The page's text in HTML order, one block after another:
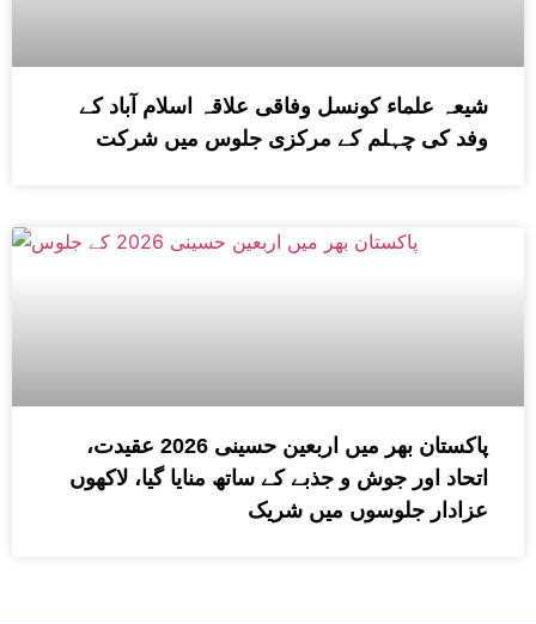
شیعہ علماء کونسل وفاقی علاقہ اسلام آباد کے
وفد کی چہلم کے مرکزی جلوس میں شرکت
پاکستان بھر میں اربعین حسینی 2026 عقیدت،
اتحاد اور جوش و جذبے کے ساتھ منایا گیا، لاکھوں
عزادار جلوسوں میں شریک